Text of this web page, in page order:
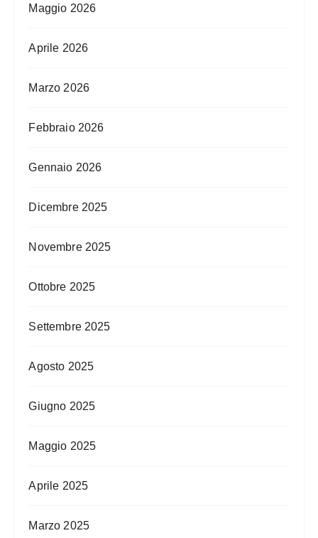
Maggio 2026
Aprile 2026
Marzo 2026
Febbraio 2026
Gennaio 2026
Dicembre 2025
Novembre 2025
Ottobre 2025
Settembre 2025
Agosto 2025
Giugno 2025
Maggio 2025
Aprile 2025
Marzo 2025